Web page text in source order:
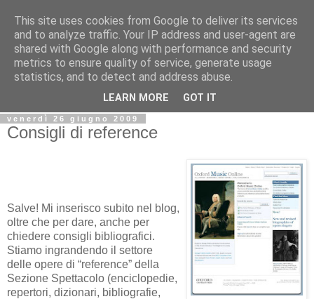
Biblio@rti in
Il Blog della Biblioteca di Area delle arti per condividere
informazioni iniziative incontri
venerdì 26 giugno 2009
Consigli di reference
Salve! Mi inserisco subito nel blog,
oltre che per dare, anche per
chiedere consigli bibliografici.
Stiamo ingrandendo il settore
delle opere di “reference” della
Sezione Spettacolo (enciclopedie,
repertori, dizionari, bibliografie,
This site uses cookies from Google to deliver its services
and to analyze traffic. Your IP address and user-agent are
shared with Google along with performance and security
metrics to ensure quality of service, generate usage
statistics, and to detect and address abuse.
LEARN MORE GOT IT